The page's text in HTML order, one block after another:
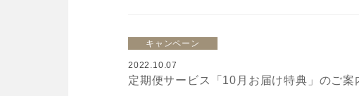
キャンペーン
2022.10.07
定期便サービス「10月お届け特典」のご案